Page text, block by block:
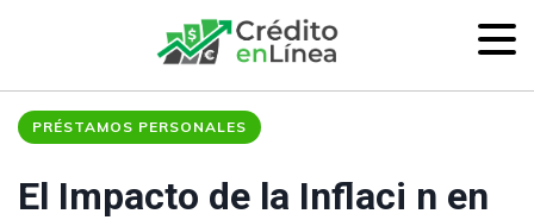
PRÉSTAMOS PERSONALES
El Impacto de la Inflaci n en